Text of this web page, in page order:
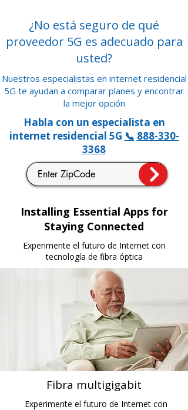
¿No está seguro de qué
proveedor 5G es adecuado para
usted?
Nuestros especialistas en internet residencial
5G te ayudan a comparar planes y encontrar
la mejor opción
Habla con un especialista en
internet residencial 5G 📞 888-330-
3368
Installing Essential Apps for
Staying Connected
Experimente el futuro de Internet con
tecnología de fibra óptica
Fibra multigigabit
Experimente el futuro de Internet con